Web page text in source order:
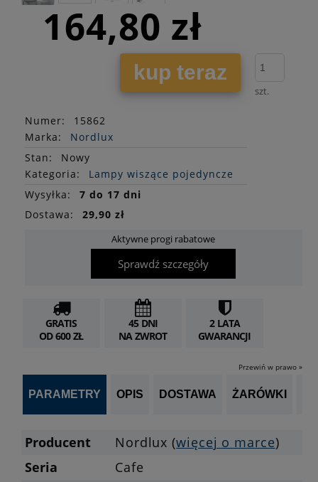
164,80 zł
kup teraz
szt.
Numer:
15862
Marka:
Nordlux
Stan:
Nowy
Kategoria:
Lampy wiszące pojedyncze
Wysyłka:
7 do 17 dni
Dostawa:
29,90 zł
Aktywne progi rabatowe
Sprawdź szczegóły
GRATIS
OD 600 ZŁ
45 DNI
NA ZWROT
2 LATA
GWARANCJI
Przewiń w prawo »
PARAMETRY OPIS DOSTAWA ŻARÓWKI
Producent Nordlux (więcej o marce)
Seria
Cafe